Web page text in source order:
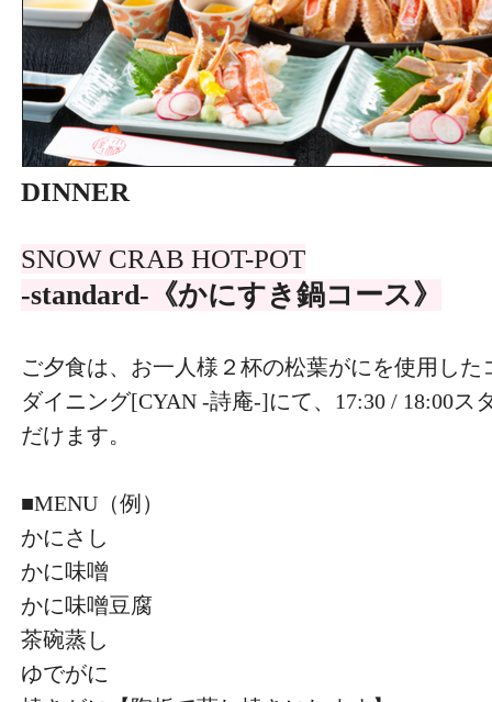
DINNER
SNOW CRAB HOT-POT
-standard-《かにすき鍋コース》
ご夕食は、お一人様２杯の松葉がにを使用した
ダイニング[CYAN -詩庵-]にて、17:30 / 18:00ス
だけます。
■MENU（例）
かにさし
かに味噌
かに味噌豆腐
茶碗蒸し
ゆでがに